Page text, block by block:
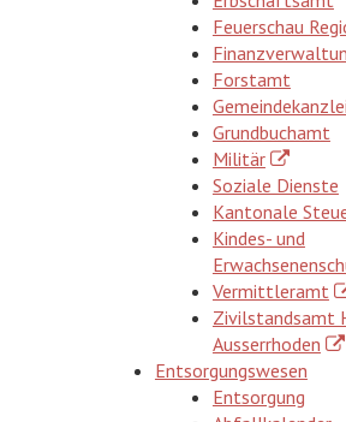
Feuerschau
Forstamt
Gemeindekanzlei
Grundbuchamt
Militär
Soziale Dienste
Kantonale
Kindes- und
Vermittleramt
Zivilstandsamt
Ausserrhoden
Entsorgungswesen
Entsorgung